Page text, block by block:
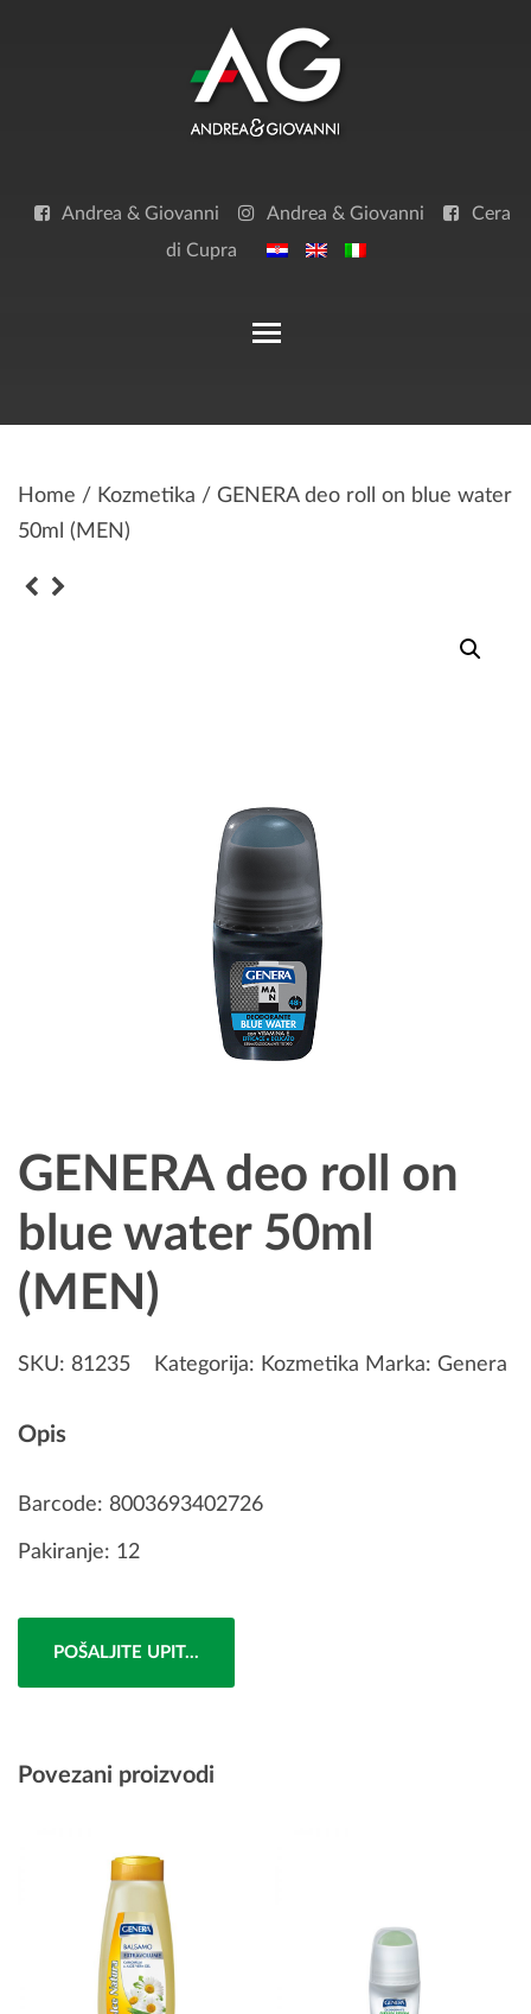
Andrea & Giovanni Andrea & Giovanni Cera
di Cupra
Home / Kozmetika / GENERA deo roll on blue water
50ml (MEN)
GENERA deo roll on
blue water 50ml
(MEN)
SKU: 81235 Kategorija: Kozmetika Marka: Genera
Opis
Barcode: 8003693402726
Pakiranje: 12
POŠALJITE UPIT...
Povezani proizvodi